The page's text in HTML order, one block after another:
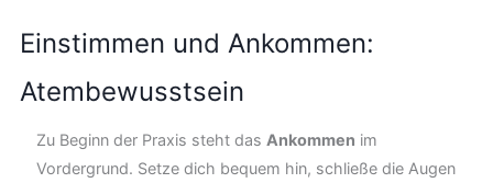
Einstimmen und Ankommen:
Atembewusstsein
Zu Beginn der Praxis steht das Ankommen im
Vordergrund. Setze dich bequem hin, schließe die Augen